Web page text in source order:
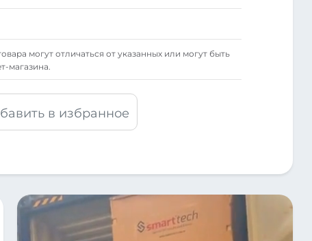
могут отличаться от указанных или могут быть
магазина.
в избранное